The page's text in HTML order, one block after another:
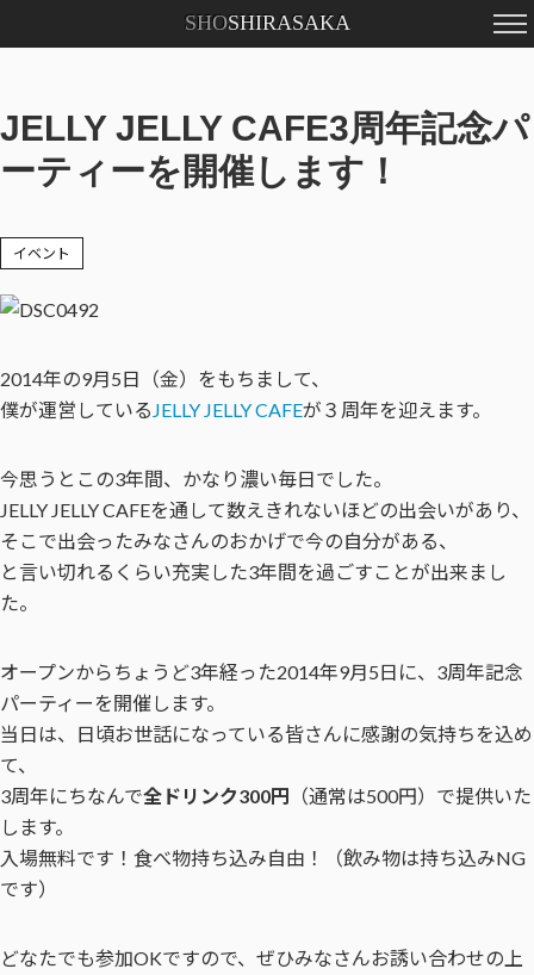
SHOSHIRASAKA
JELLY JELLY CAFE3周年記念パ
ーティーを開催します！
イベント
2014年の9月5日（金）をもちまして、
僕が運営している JELLY JELLY CAFEが３周年を迎えます。
今思うとこの3年間、かなり濃い毎日でした。
JELLY JELLY CAFEを通して数えきれないほどの出会いがあり、
そこで出会ったみなさんのおかげで今の自分がある、
と言い切れるくらい充実した3年間を過ごすことが出来まし
た。
オープンからちょうど3年経った2014年9月5日に、3周年記念
パーティーを開催します。
当日は、日頃お世話になっている皆さんに感謝の気持ちを込め
て、
3周年にちなんで全ドリンク300円 （通常は500円）で提供いた
します。
入場無料です！食べ物持ち込み自由！（飲み物は持ち込みNG
です）
どなたでも参加OKですので、ぜひみなさんお誘い合わせの上